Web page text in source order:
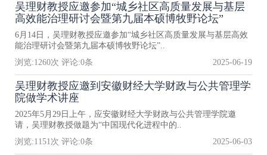
吴理财教授应邀参加“城乡社区高质量发展与基层
高效能治理研讨会暨第九届本硕博牧野论坛”
6月14日，吴理财教授应邀参加“城乡社区高质量发展与基层高效
能治理研讨会暨第九届本硕博牧野论坛”..
浏览:1260次 评论:0条 2025-06-19
吴理财教授应邀到安徽财经大学财政与公共管理学
院做学术讲座
2025年5月29日上午，应安徽财经大学财政与公共管理学院邀
请，吴理财教授做题为“中国现代化进程中的..
浏览:1151次 评论:0条 2025-06-03